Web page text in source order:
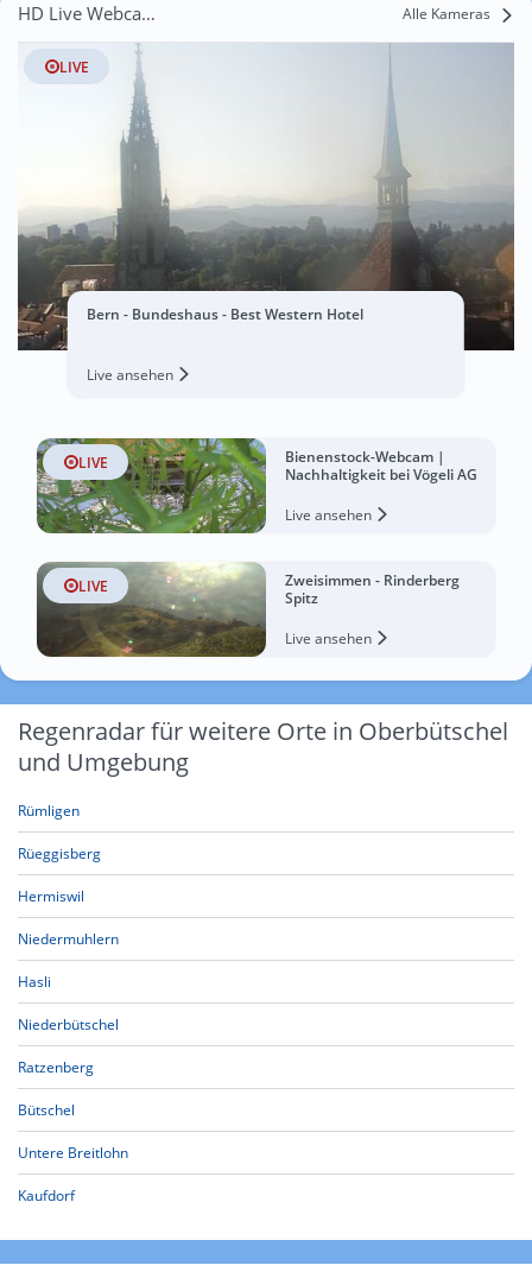
HD Live Webcams Oberbütschel Alle Kameras
LIVE
Bern - Bundeshaus - Best Western Hotel
Live ansehen
LIVE
Bienenstock-Webcam |
Nachhaltigkeit bei Vögeli AG
Live ansehen
LIVE
Zweisimmen - Rinderberg
Spitz
Live ansehen
Regenradar für weitere Orte in Oberbütschel
und Umgebung
Rümligen
Rüeggisberg
Hermiswil
Niedermuhlern
Hasli
Niederbütschel
Ratzenberg
Bütschel
Untere Breitlohn
Kaufdorf